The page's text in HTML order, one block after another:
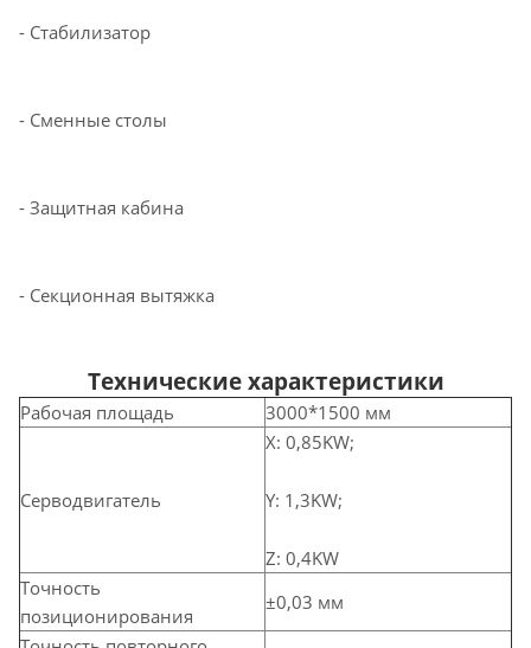
- Стабилизатор
- Сменные столы
- Защитная кабина
- Секционная вытяжка
Технические характеристики
Рабочая площадь 3000*1500 мм
Серводвигатель
X: 0,85KW;
Y: 1,3KW;
Z: 0,4KW
Точность
позиционирования
±0,03 мм